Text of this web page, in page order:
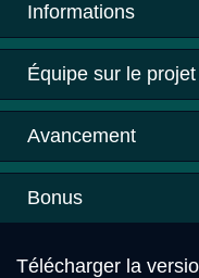
Informations
Équipe sur le projet
Avancement
Bonus
Télécharger la